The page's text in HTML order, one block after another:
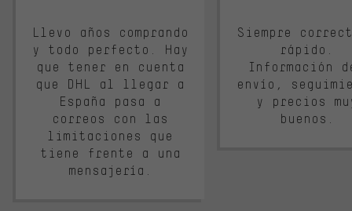
Llevo años comprando
y todo perfecto. Hay
que tener en cuenta
que DHL al llegar a
España pasa a
correos con las
limitaciones que
tiene frente a una
mensajería.
Siempre
rápido.
Información
envío,
y precios
buenos.